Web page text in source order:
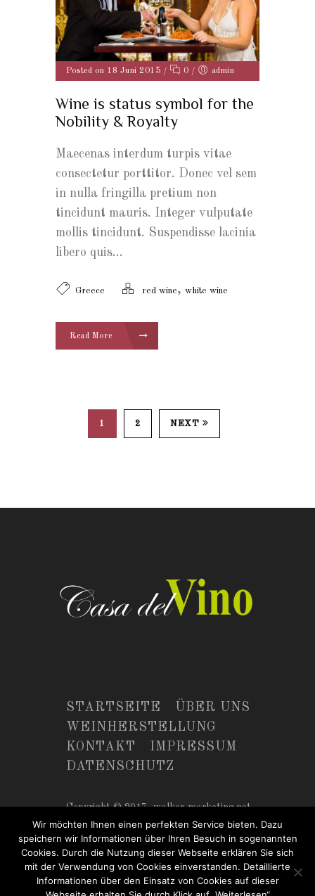
Posted on 18 Juni 2015 / 0 / admin
Wine is status symbol for the
Nobility & Royalty
Maecenas interdum turpis vitae
consectetur porttitor. Donec vel sem
in nulla fringilla pretium non
tincidunt mauris. Integer vulputate
mollis tincidunt. Suspendisse lacinia
libero quis...
Greece red wine, white wine
Read More
1 2 NEXT
STARTSEITE
ÜBER UNS
WEINHERSTELLUNG
KONTAKT
IMPRESSUM
DATENSCHUTZ
Copyright © 2017,walker-marketing.net
Wir möchten Ihnen einen perfekten Service bieten. Dazu
speichern wir Informationen über Ihren Besuch in sogenannten
Cookies. Durch die Nutzung dieser Webseite erklären Sie sich
mit der Verwendung von Cookies einverstanden. Detaillierte
Informationen über den Einsatz von Cookies auf dieser